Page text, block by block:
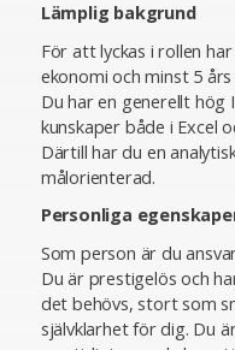
Lämplig bakgrund
För att lyckas i rollen
ekonomi och minst 5
Du har en generellt
kunskaper både i Excel
Därtill har du en
målorienterad.
Personliga
Som person är du
Du är prestigelös och
det behövs, stort som
självklarhet för dig. Du